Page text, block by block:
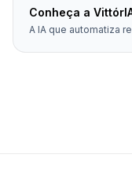
Conheça a
A IA que automatiza